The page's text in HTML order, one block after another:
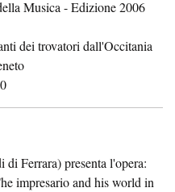
Musica - Edizione 2006
dei trovatori dall'Occitania
Ferrara) presenta l'opera:
impresario and his world in